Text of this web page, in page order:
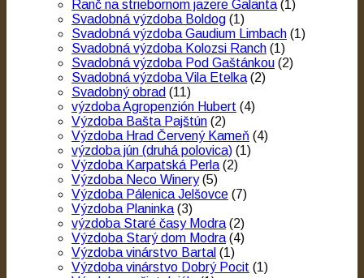
Ranč na striebornom jazere Galanta (1)
Svadobná výzdoba Boldog (1)
Svadobná výzdoba Gaudium Limbach (1)
Svadobná výzdoba Kolozsi Ranch (1)
Svadobná výzdoba Pod Gaštánkou (2)
Svadobná výzdoba Vila Etelka (2)
Svadobný obrad (11)
výzdoba Agropenzión Hubert (4)
Výzdoba Bašta Pajštún (2)
Výzdoba Hrad Červený Kameň (4)
výzdoba jún (druhá polovica) (1)
Výzdoba Karpatská Perla (2)
Výzdoba Neco Winery (5)
Výzdoba Pálenica Jelšovce (7)
Výzdoba Planinka (3)
výzdoba Staré časy Modra (2)
Výzdoba Starý dom Modra (4)
Výzdoba vinárstvo Bartal (1)
Výzdoba vinárstvo Dobrý Pocit (1)